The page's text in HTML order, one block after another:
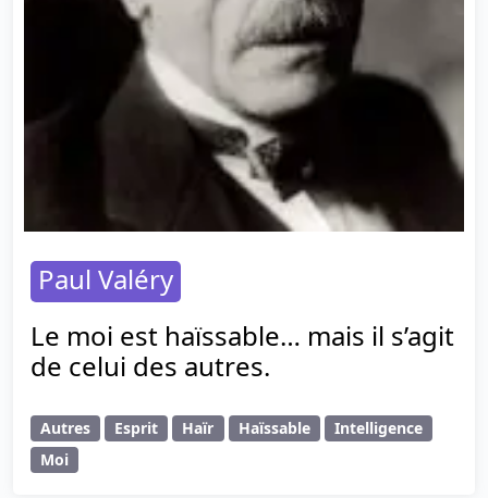
Paul Valéry
Le moi est haïssable… mais il s’agit
de celui des autres.
Autres Esprit Haïr Haïssable
Intelligence
Moi